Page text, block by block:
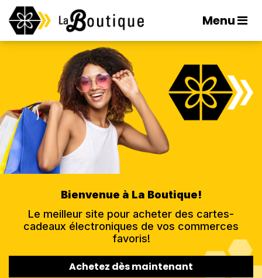
Menu
Bienvenue à La Boutique!
Le meilleur site pour acheter des cartes-
cadeaux électroniques de vos commerces
favoris!
Achetez dès maintenant